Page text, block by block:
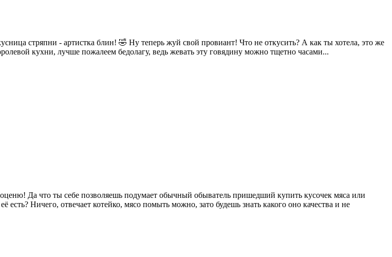
стряпни - артистка блин! 🤣 Ну теперь жуй свой провиант! Что не откусить? А как ты хотела, это же
кухни, лучше пожалеем бедолагу, ведь жевать эту говядину можно тщетно часами...
Да что ты себе позволяешь подумает обычный обыватель пришедший купить кусочек мяса или
Ничего, отвечает котейко, мясо помыть можно, зато будешь знать какого оно качества и не